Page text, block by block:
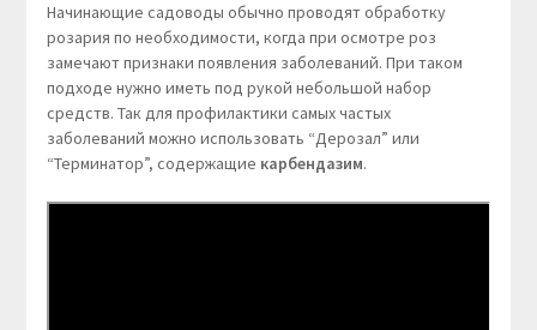
Начинающие садоводы обычно проводят обработку
розария по необходимости, когда при осмотре роз
замечают признаки появления заболеваний. При таком
подходе нужно иметь под рукой небольшой набор
средств. Так для профилактики самых частых
заболеваний можно использовать “Дерозал” или
“Терминатор”, содержащие карбендазим.